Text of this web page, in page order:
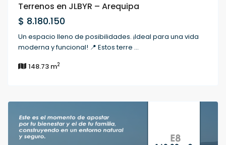
Terrenos en JLBYR – Arequipa
$ 8.180.150
Un espacio lleno de posibilidades. ¡Ideal para una vida
moderna y funcional! 📍 Estos terre ...
148.73 m2